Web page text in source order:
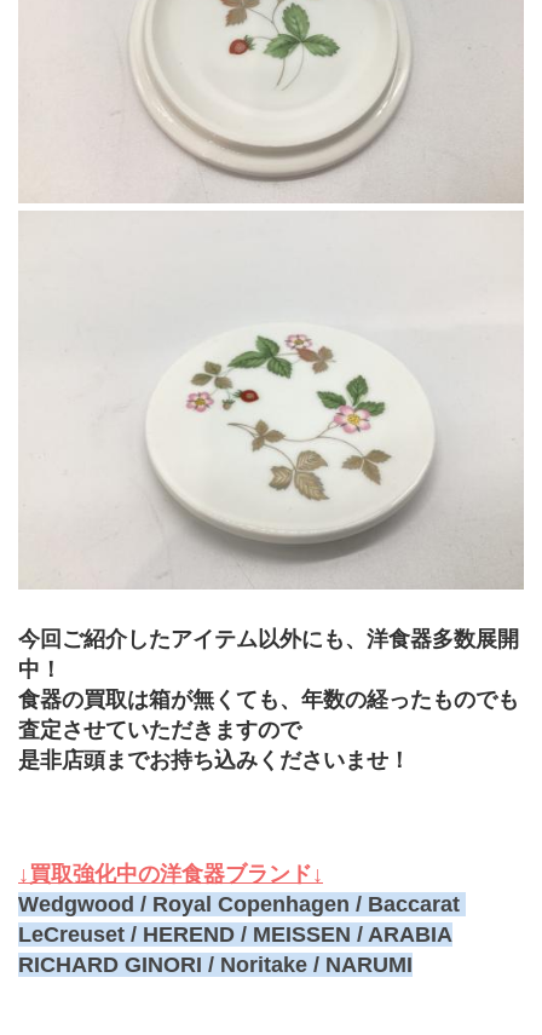
今回ご紹介したアイテム以外にも、洋食器多数展開
中！
食器の買取は箱が無くても、年数の経ったものでも
査定させていただきますので
是非店頭までお持ち込みくださいませ！
↓買取強化中の洋食器ブランド↓
Wedgwood / Royal Copenhagen / Baccarat
LeCreuset / HEREND / MEISSEN / ARABIA
RICHARD GINORI / Noritake / NARUMI